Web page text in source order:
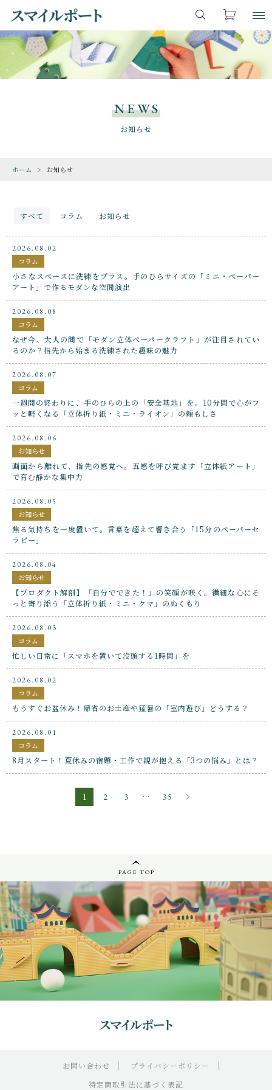
お気に入り LOGIN
CHECKED PRODUCTS
ORDER HISTORY
ABOUT US
SHOP
店舗概要
SHOPPING GUIDE
ショッピングガイド
NEWS
CONTENTS
コンテンツ
PRIVACY
プライバシーポリシー
NEWS
お知らせ
ホーム お知らせ
すべて コラム お知らせ
2026.08.02
コラム
小さなスペースに洗練をプラス。手のひらサイズの「ミニ・ペーパー
アート」で作るモダンな空間演出
2026.08.08
コラム
なぜ今、大人の間で「モダン立体ペーパークラフト」が注目されてい
るのか？指先から始まる洗練された趣味の魅力
2026.08.07
コラム
一週間の終わりに、手のひらの上の「安全基地」を。10分間で心がフ
ッと軽くなる「立体折り紙・ミニ・ライオン」の頼もしさ
2026.08.06
お知らせ
画面から離れて、指先の感覚へ。五感を呼び覚ます「立体紙アート」
で育む静かな集中力
2026.08.05
お知らせ
焦る気持ちを一度置いて。言葉を超えて響き合う「15分のペーパーセ
ラピー」
2026.08.04
お知らせ
【プロダクト解剖】「自分でできた！」の笑顔が咲く。繊細な心にそ
っと寄り添う「立体折り紙・ミニ・クマ」のぬくもり
2026.08.03
コラム
忙しい日常に「スマホを置いて没頭する1時間」を
2026.08.02
コラム
もうすぐお盆休み！帰省のお土産や猛暑の「室内遊び」どうする？
2026.08.01
コラム
8月スタート！夏休みの宿題・工作で親が抱える「3つの悩み」とは？
1 2 3 ... 35
PAGE TOP
お問い合わせ
プライバシーポリシー
特定商取引法に基づく表記
ファンタジー・魔法
インテリア・工作
キーワード検索
こだわり検索
価格帯
その他
在庫あり セール
並び順